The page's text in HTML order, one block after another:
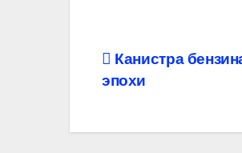
Навигация
записям
Канистра
эпохи